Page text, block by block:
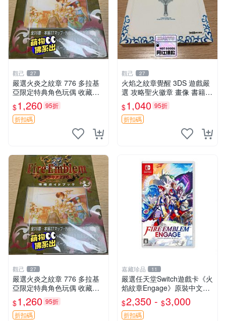
觀己 27
嚴選火炎之紋章 776 多拉基
亞限定特典角色玩偶 收藏推
薦 776 玩偶 角色 拉基
$1,260 95折
折扣碼
觀己 27
火焰之紋章覺醒 3DS 遊戲嚴
選 攻略聖火徽章 畫像 書籍
內容
$1,040 95折
折扣碼
觀己 27
嚴選火炎之紋章 776 多拉基
亞限定特典角色玩偶 收藏推
薦 776 玩偶 角色 拉基
$1,260 95折
折扣碼
嘉藏珍品 11
嚴選任天堂Switch遊戲卡《火
焰紋章Engage》原裝中文
版，全新未拆封海外隨機發
火焰紋章 國行 Switch 游戲卡
帶
$2,350 - $3,000
折扣碼